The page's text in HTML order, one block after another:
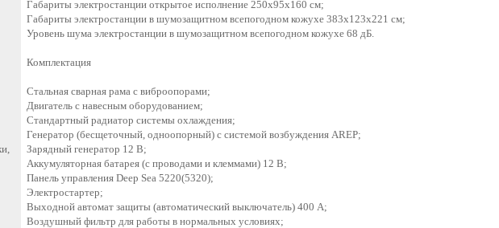
Габариты электростанции открытое исполнение 250x95x160 см;
Габариты электростанции в шумозащитном всепогодном кожухе 383x123x221 см;
Уровень шума электростанции в шумозащитном всепогодном кожухе 68 дБ.
Комплектация
Стальная сварная рама с виброопорами;
Двигатель с навесным оборудованием;
Стандартный радиатор системы охлаждения;
Генератор (бесщеточный, одноопорный) с системой возбуждения AREP;
Зарядный генератор 12 В;
Аккумуляторная батарея (с проводами и клеммами) 12 В;
Панель управления Deep Sea 5220(5320);
Электростартер;
Выходной автомат защиты (автоматический выключатель) 400 А;
Воздушный фильтр для работы в нормальных условиях;